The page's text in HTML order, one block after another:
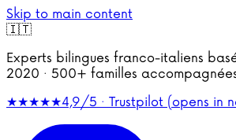
Skip to main content
🇮🇹
Experts bilingues franco-italiens
2020 · 500+ familles
★★★★★4,9/5 · Trustpilot (opens in